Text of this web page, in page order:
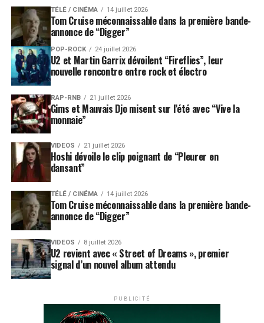
TÉLÉ / CINÉMA 14 juillet 2026
Tom Cruise méconnaissable dans la première bande-
annonce de “Digger”
POP-ROCK 24 juillet 2026
U2 et Martin Garrix dévoilent “Fireflies”, leur
nouvelle rencontre entre rock et électro
RAP-RNB 21 juillet 2026
Gims et Mauvais Djo misent sur l’été avec “Vive la
monnaie”
VIDEOS 21 juillet 2026
Hoshi dévoile le clip poignant de “Pleurer en
dansant”
TÉLÉ / CINÉMA 14 juillet 2026
Tom Cruise méconnaissable dans la première bande-
annonce de “Digger”
VIDEOS 8 juillet 2026
U2 revient avec « Street of Dreams », premier
signal d’un nouvel album attendu
PUBLICITÉ